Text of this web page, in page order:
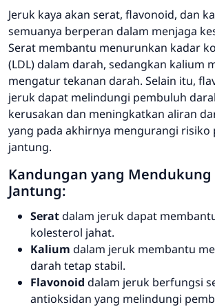
Jeruk kaya akan serat, flavonoid, dan
semuanya berperan dalam menjaga
Serat membantu menurunkan kadar
(LDL) dalam darah, sedangkan kalium
mengatur tekanan darah. Selain itu,
jeruk dapat melindungi pembuluh
kerusakan dan meningkatkan aliran
yang pada akhirnya mengurangi risiko
jantung.
Kandungan yang Mendukung
Jantung:
Seratdalam jeruk dapat
kolesterol jahat.
Kalium dalam jeruk membantu
darah tetap stabil.
Flavonoid dalam jeruk berfungsi
antioksidan yang melindungi